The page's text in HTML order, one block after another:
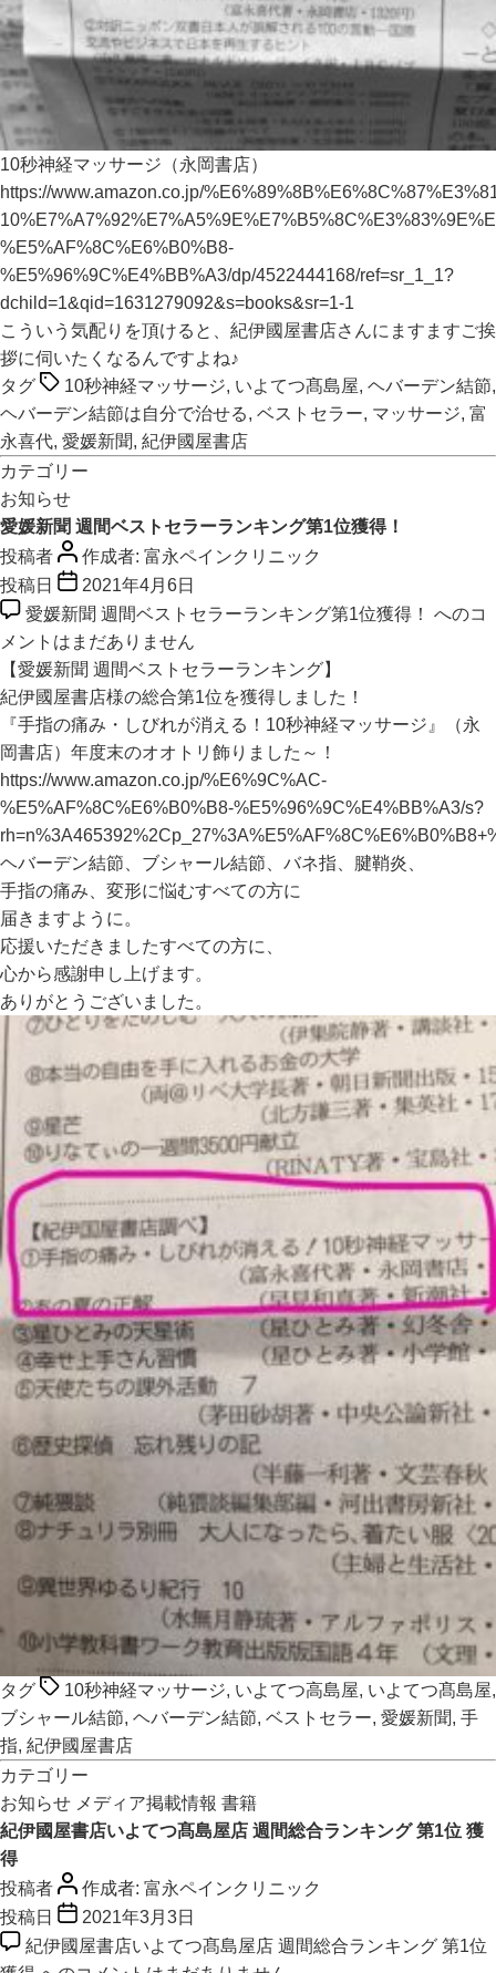
10秒神経マッサージ（永岡書店）
https://www.amazon.co.jp/
%E5%AF%8C%E6%B0%B8-
%E5%96%9C%E4%BB%A3/dp/4522444168/ref=sr_1_1?
dchild=1&qid=1631279092&s=books&sr=1-1
こういう気配りを頂けると、紀伊國屋書店さんにますますご挨
拶に伺いたくなるんですよね♪
タグ
10秒神経マッサージ, いよてつ髙島屋, ヘバーデン結節,
ヘバーデン結節は自分で治せる, ベストセラー, マッサージ, 富
永喜代, 愛媛新聞, 紀伊國屋書店
カテゴリー
お知らせ
愛媛新聞 週間ベストセラーランキング第1位獲得！
投稿者
作成者: 富永ペインクリニック
投稿日
2021年4月6日
愛媛新聞 週間ベストセラーランキング第1位獲得！ へのコ
メントはまだありません
【愛媛新聞 週間ベストセラーランキング】
紀伊國屋書店様の総合第1位を獲得しました！
『手指の痛み・しびれが消える！10秒神経マッサージ』（永
岡書店）年度末のオオトリ飾りました～！
https://www.amazon.co.jp/%E6%9C%AC-
%E5%AF%8C%E6%B0%B8-%E5%96%9C%E4%BB%A3/s?
ヘバーデン結節、ブシャール結節、バネ指、腱鞘炎、
手指の痛み、変形に悩むすべての方に
届きますように。
応援いただきましたすべての方に、
心から感謝申し上げます。
ありがとうございました。
タグ 10秒神経マッサージ, いよてつ高島屋, いよてつ髙島屋,
ブシャール結節, ヘバーデン結節, ベストセラー, 愛媛新聞, 手
指, 紀伊國屋書店
カテゴリー
お知らせ メディア掲載情報 書籍
紀伊國屋書店いよてつ髙島屋店 週間総合ランキング 第1位 獲
得
投稿者
作成者: 富永ペインクリニック
投稿日
2021年3月3日
紀伊國屋書店いよてつ髙島屋店 週間総合ランキング 第1位